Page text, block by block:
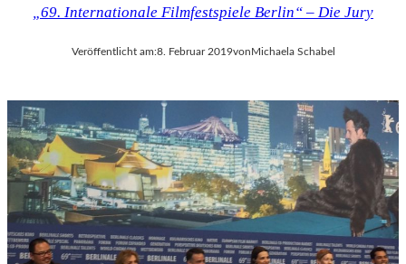
„69. Internationale Filmfestspiele Berlin“ – Die Jury
Veröffentlicht am:8. Februar 2019vonMichaela Schabel